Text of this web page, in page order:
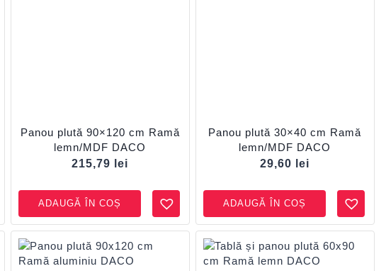
Panou plută 90×120 cm Ramă
lemn/MDF DACO
215,79
lei
ADAUGĂ ÎN COȘ
Panou plută 30×40 cm Ramă
lemn/MDF DACO
29,60
lei
ADAUGĂ ÎN COȘ